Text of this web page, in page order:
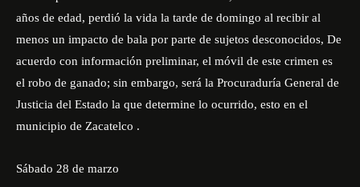
años de edad, perdió la vida la tarde de domingo al recibir al
menos un impacto de bala por parte de sujetos desconocidos, De
acuerdo con información preliminar, el móvil de este crimen es
el robo de ganado; sin embargo, será la Procuraduría General de
Justicia del Estado la que determine lo ocurrido, esto en el
municipio de Zacatelco .
Sábado 28 de marzo